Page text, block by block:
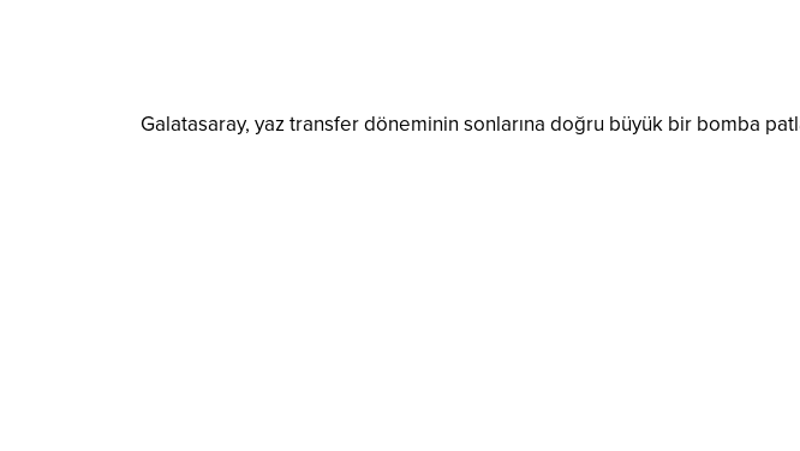
Galatasaray, yaz transfer döneminin sonlarına doğru büyük bir bomba